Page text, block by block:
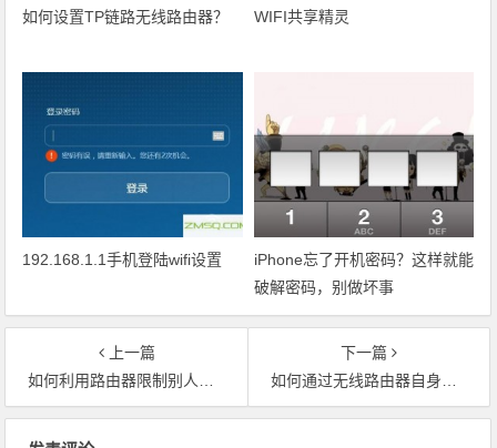
如何设置TP链路无线路由器？ WIFI共享精灵
192.168.1.1手机登陆wifi设置
iPhone忘了开机密码？这样就能
破解密码，别做坏事
上一篇
如何利用路由器限制别人上网？路由器限制网速设置、路由器限制网速软件是什么？
下一篇
如何通过无线路由器自身进行流量限制、局域网网速控制？